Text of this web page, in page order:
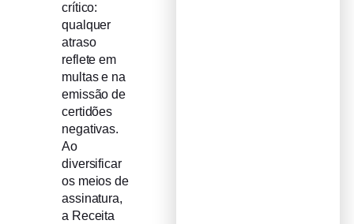
crítico:
qualquer
atraso
reflete em
multas e na
emissão de
certidões
negativas.
Ao
diversificar
os meios de
assinatura,
a Receita